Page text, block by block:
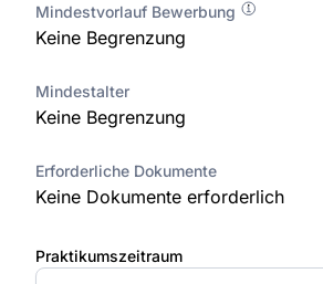
Mindestvorlauf Bewerbung
Keine Begrenzung
Mindestalter
Keine Begrenzung
Erforderliche Dokumente
Keine Dokumente erforderlich
Praktikumszeitraum